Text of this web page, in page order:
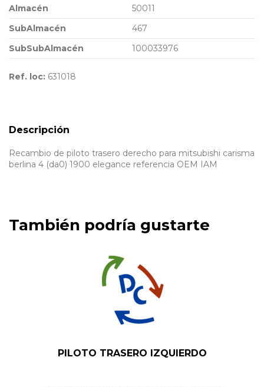
Almacén
50011
SubAlmacén
467
SubSubAlmacén
100033976
Ref. loc: 631018
Descripción
Recambio de piloto trasero derecho para mitsubishi carisma
berlina 4 (da0) 1900 elegance referencia OEM IAM
También podría gustarte
PILOTO TRASERO IZQUIERDO